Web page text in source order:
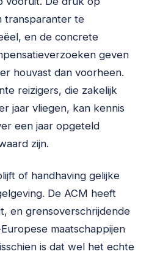
transparanter te
en de concrete
geven
houvast dan voorheen.
reizigers, die zakelijk
jaar vliegen, kan kennis
een jaar opgeteld
zijn.
of handhaving gelijke
De ACM heeft
en grensoverschrijdende
maatschappijen
is dat wel het echte